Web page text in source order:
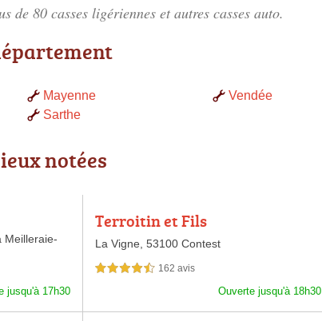
de 80 casses ligériennes et autres casses auto.
Mayenne
Sarthe
Vendée
notées
Meilleraie-
jusqu'à 17h30
Terroitin et Fils
La Vigne,53100 Contest
4,5 étoiles sur 5 162 avis
Ouverte jusqu'à 18h30